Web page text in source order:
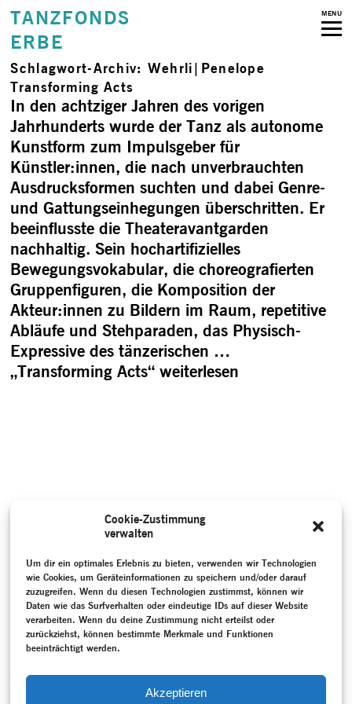
Cookie-Zustimmung
verwalten
Um dir ein optimales Erlebnis zu bieten, verwenden wir Technologien
wie Cookies, um Geräteinformationen zu speichern und/oder darauf
zuzugreifen. Wenn du diesen Technologien zustimmst, können wir
Daten wie das Surfverhalten oder eindeutige IDs auf dieser Website
verarbeiten. Wenn du deine Zustimmung nicht erteilst oder
zurückziehst, können bestimmte Merkmale und Funktionen
beeinträchtigt werden.
Akzeptieren
TANZFONDS
ERBE
MENU
Schlagwort-Archiv: Wehrli|Penelope
Transforming Acts
In den achtziger Jahren des vorigen
Jahrhunderts wurde der Tanz als autonome
Kunstform zum Impulsgeber für
Künstler:innen, die nach unverbrauchten
Ausdrucksformen suchten und dabei Genre-
und Gattungseinhegungen überschritten. Er
beeinflusste die Theateravantgarden
nachhaltig. Sein hochartifizielles
Bewegungsvokabular, die choreografierten
Gruppenfiguren, die Komposition der
Akteur:innen zu Bildern im Raum, repetitive
Abläufe und Stehparaden, das Physisch-
Expressive des tänzerischen …
„Transforming Acts“weiterlesen